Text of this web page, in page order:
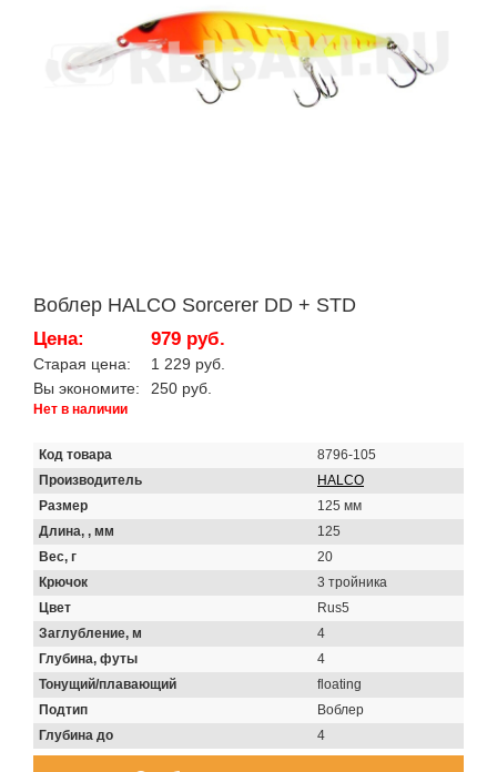
Воблер HALCO Sorcerer DD + STD
Цена: 979 руб.
Старая цена:
1 229 руб.
Вы экономите:
250 руб.
Нет в наличии
Код товара
8796-105
Производитель
HALCO
Размер
125 мм
Длина, , мм
125
Вес, г
20
Крючок
3 тройника
Цвет
Rus5
Заглубление, м
4
Глубина, футы
4
Тонущий/плавающий
floating
Подтип
Воблер
Глубина до
4